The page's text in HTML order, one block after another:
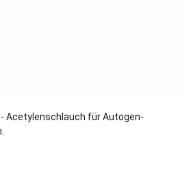
Acetylenschlauch für Autogen-